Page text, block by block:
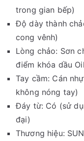
trong gian bếp)
Độ dày thành
cong vênh)
Lòng chảo: Sơn
điểm khóa dầu
Tay cầm: Cán
không nóng tay)
Đáy từ: Có (sử
đại)
Thương hiệu: